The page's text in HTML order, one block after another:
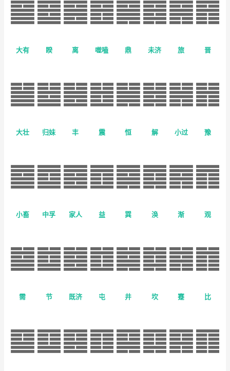
大有 睽 离 噬嗑 鼎 未济 旅 晋
大壮 归妹 丰 震 恒 解 小过 豫
小畜 中孚 家人 益 巽 涣 渐 观
需 节 既济 屯 井 坎 蹇 比